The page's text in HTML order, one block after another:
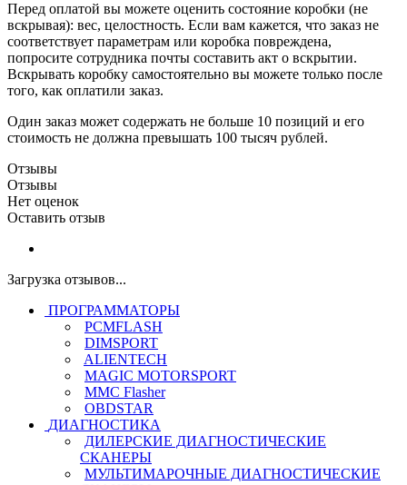
Перед оплатой вы можете оценить состояние коробки (не
вскрывая): вес, целостность. Если вам кажется, что заказ не
соответствует параметрам или коробка повреждена,
попросите сотрудника почты составить акт о вскрытии.
Вскрывать коробку самостоятельно вы можете только после
того, как оплатили заказ.
Один заказ может содержать не больше 10 позиций и его
стоимость не должна превышать 100 тысяч рублей.
Отзывы
Отзывы
Нет оценок
Оставить отзыв
Загрузка отзывов...
ПРОГРАММАТОРЫ
PCMFLASH
DIMSPORT
ALIENTECH
MAGIC MOTORSPORT
MMC Flasher
OBDSTAR
ДИАГНОСТИКА
ДИЛЕРСКИЕ ДИАГНОСТИЧЕСКИЕ
СКАНЕРЫ
МУЛЬТИМАРОЧНЫЕ ДИАГНОСТИЧЕСКИЕ